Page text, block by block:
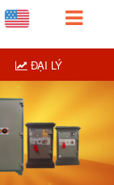
ĐẠI LÝ